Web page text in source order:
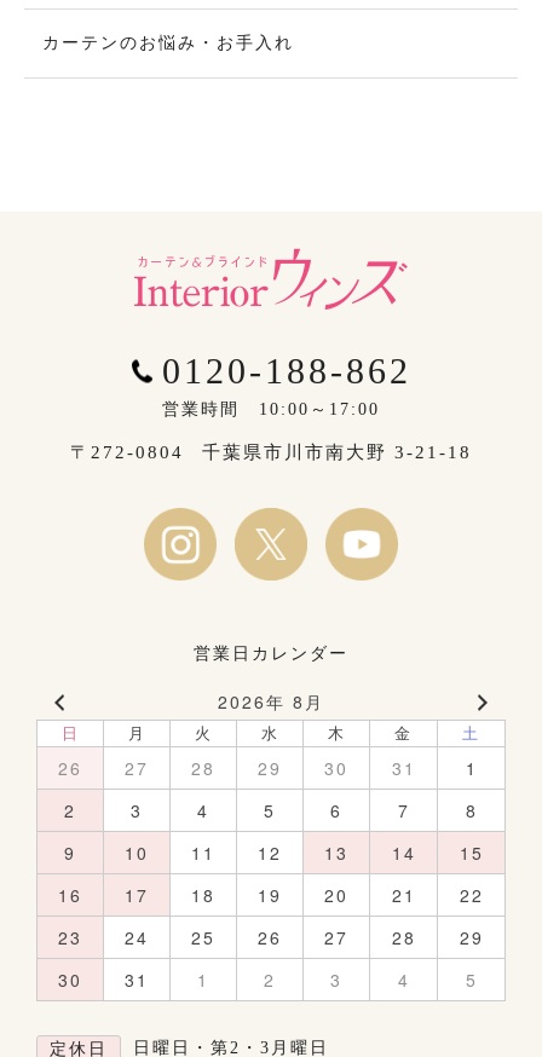
カーテンのお悩み・お手入れ
0120-188-862
営業時間 10:00～17:00
〒272-0804 千葉県市川市南大野 3-21-18
営業日カレンダー
2026年 8月
日 月 火 水 木 金 土
26 27 28 29 30 31
1
2
3 4 5 6 7
8
9
10 11 12 13 14
15
16
17 18 19 20 21
22
23
24 25 26 27 28
29
30
31 1 2 3 4 5
定休日 日曜日・第2・3月曜日